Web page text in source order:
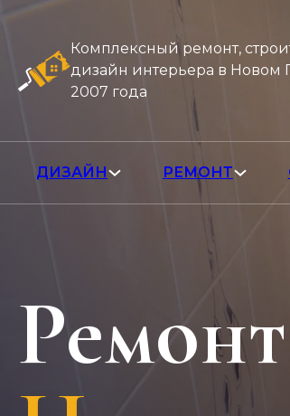
Комплексный ремонт,
дизайн интерьера в Новом
2007 года
ДИЗАЙН РЕМОНТ